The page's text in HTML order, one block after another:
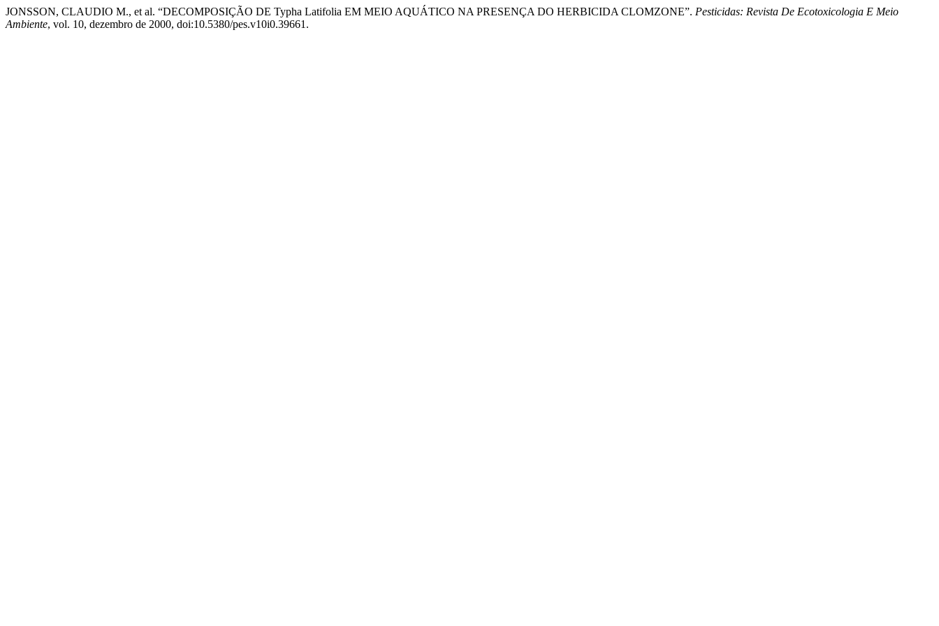
JONSSON, CLAUDIO M., et al. “DECOMPOSIÇÃO DE Typha Latifolia EM MEIO AQUÁTICO NA PRESENÇA DO HERBICIDA CLOMZONE”. Pesticidas: Revista De Ecotoxicologia E Meio
Ambiente, vol. 10, dezembro de 2000, doi:10.5380/pes.v10i0.39661.